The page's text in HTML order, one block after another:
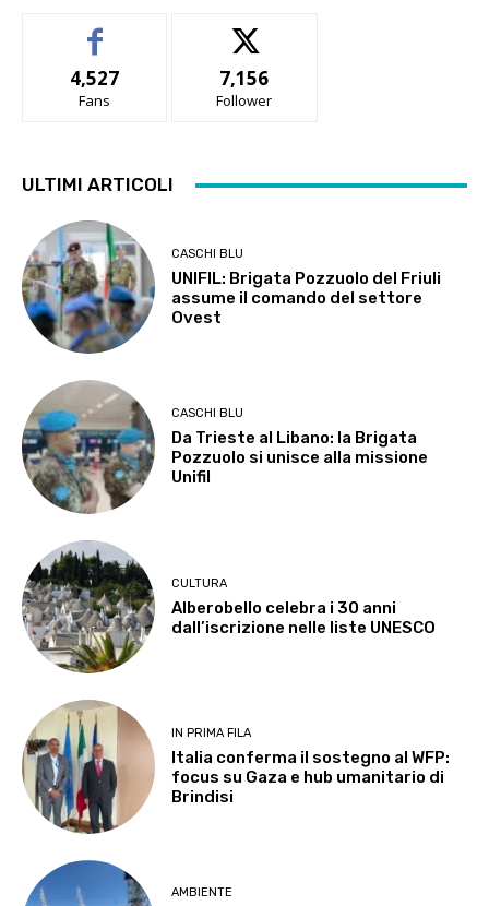
4,527
Fans
7,156
Follower
ULTIMI ARTICOLI
CASCHI BLU
UNIFIL: Brigata Pozzuolo del Friuli
assume il comando del settore
Ovest
CASCHI BLU
Da Trieste al Libano: la Brigata
Pozzuolo si unisce alla missione
Unifil
CULTURA
Alberobello celebra i 30 anni
dall’iscrizione nelle liste UNESCO
IN PRIMA FILA
Italia conferma il sostegno al WFP:
focus su Gaza e hub umanitario di
Brindisi
AMBIENTE